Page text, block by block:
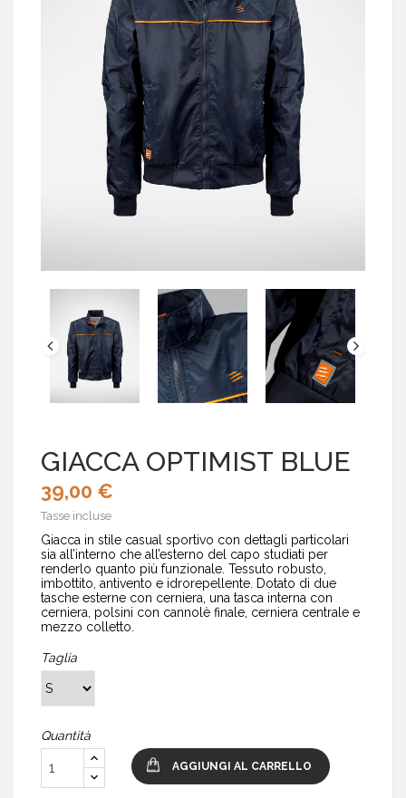
GIACCA OPTIMIST BLUE
39,00 €
Tasse incluse
Giacca in stile casual sportivo con dettagli particolari
sia all’interno che all’esterno del capo studiati per
renderlo quanto più funzionale. Tessuto robusto,
imbottito, antivento e idrorepellente. Dotato di due
tasche esterne con cerniera, una tasca interna con
cerniera, polsini con cannolè finale, cerniera centrale e
mezzo colletto.
Taglia
Quantità
AGGIUNGI AL CARRELLO